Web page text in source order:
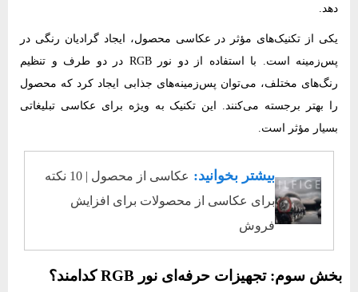
دهد.
یکی از تکنیک‌های مؤثر در عکاسی محصول، ایجاد گرادیان رنگی در
پس‌زمینه است. با استفاده از دو نور RGB در دو طرف و تنظیم
رنگ‌های مختلف، می‌توان پس‌زمینه‌های جذابی ایجاد کرد که محصول
را بهتر برجسته می‌کنند. این تکنیک به ویژه برای عکاسی تبلیغاتی
بسیار مؤثر است.
بیشتر بخوانید:
عکاسی از محصول | 10 نکته
برای عکاسی از محصولات برای افزایش
فروش
بخش سوم: تجهیزات حرفه‌ای نور RGB کدامند؟